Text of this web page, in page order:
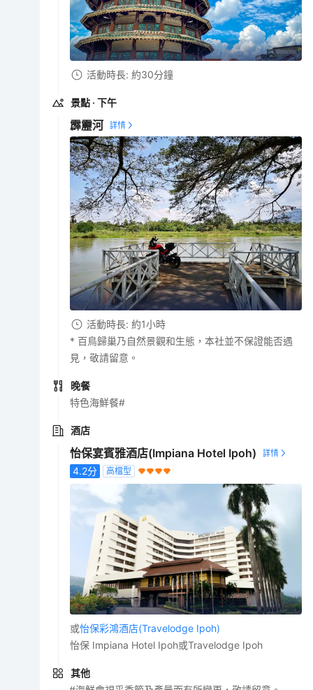
活動時長: 約30分鐘
景點 · 下午
霹靂河
活動時長: 約1小時
* 百鳥歸巢乃自然景觀和生態，本社並不保證能否遇
見，敬請留意。
晚餐
特色海鮮餐#
酒店
怡保宴賓雅酒店(Impiana Hotel Ipoh)
4.2分 高檔型
或怡保彩鴻酒店(Travelodge Ipoh)
怡保 Impiana Hotel Ipoh或Travelodge Ipoh
其他